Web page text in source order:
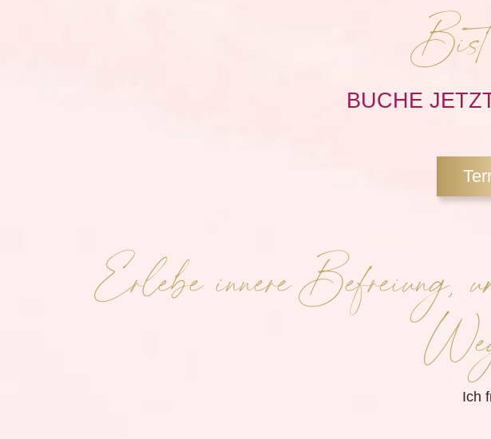
BUCHE
Erlebe innere Befreiung,
Ich